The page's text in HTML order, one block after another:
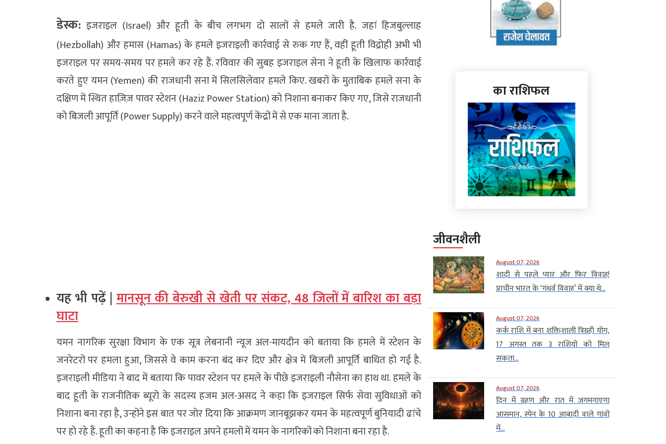
डेस्क: इजराइल (Israel) और हूती के बीच लगभग दो सालों से हमले जारी है. जहां हिजबुल्लाह
(Hezbollah) और हमास (Hamas) के हमले इजराइली कार्रवाई से रुक गए हैं, वहीं हूती विद्रोही अभी भी
इजराइल पर समय-समय पर हमले कर रहे हैं. रविवार की सुबह इजराइल सेना ने हूती के खिलाफ कार्रवाई
करते हुए यमन (Yemen) की राजधानी सना में सिलसिलेवार हमले किए. खबरों के मुताबिक हमले सना के
दक्षिण में स्थित हाज़िज़ पावर स्टेशन (Haziz Power Station) को निशाना बनाकर किए गए, जिसे राजधानी
को बिजली आपूर्ति (Power Supply) करने वाले महत्वपूर्ण केंद्रों में से एक माना जाता है.
यह भी पढ़ें |मानसून की बेरुखी से खेती पर संकट, 48 जिलों में बारिश का बड़ा
घाटा
यमन नागरिक सुरक्षा विभाग के एक सूत्र लेबनानी न्यूज अल-मायदीन को बताया कि हमले में स्टेशन के
जनरेटरों पर हमला हुआ, जिससे वे काम करना बंद कर दिए और क्षेत्र में बिजली आपूर्ति बाधित हो गई है.
इजराइली मीडिया ने बाद में बताया कि पावर स्टेशन पर हमले के पीछे इजराइली नौसेना का हाथ था. हमले के
बाद हूती के राजनीतिक ब्यूरो के सदस्य हजम अल-असद ने कहा कि इजराइल सिर्फ सेवा सुविधाओं को
निशाना बना रहा है, उन्होंने इस बात पर जोर दिया कि आक्रमण जानबूझकर यमन के महत्वपूर्ण बुनियादी ढांचे
पर हो रहे हैं. हूती का कहना है कि इजराइल अपने हमलों में यमन के नागरिकों को निशाना बना रहा है.
का राशिफल
जीवनशैली
August 07, 2026
शादी से पहले प्यार और फिर विवाह!
प्राचीन भारत के ‘गंधर्व विवाह’ में क्या थे...
August 07, 2026
कर्क राशि में बना शक्तिशाली त्रिग्रही योग,
17 अगस्त तक 3 राशियों को मिल
सकता...
August 07, 2026
दिन में ग्रहण और रात में जगमगाएगा
आसमान, स्पेन के 10 आबादी वाले गांवों
में...